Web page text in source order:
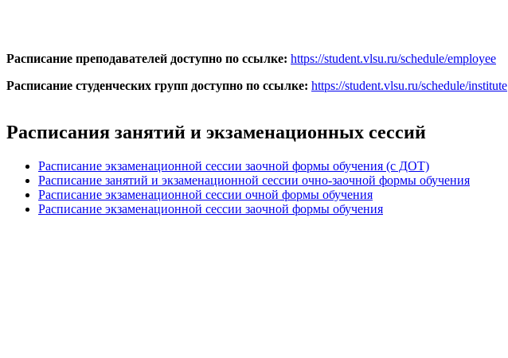
Расписание преподавателей доступно по ссылке: https://student.vlsu.ru/schedule/employee
Расписание студенческих групп доступно по ссылке: https://student.vlsu.ru/schedule/institute
Расписания занятий и экзаменационных сессий
Расписание экзаменационной сессии заочной формы обучения (с ДОТ)
Расписание занятий и экзаменационной сессии очно-заочной формы обучения
Расписание экзаменационной сессии очной формы обучения
Расписание экзаменационной сессии заочной формы обучения